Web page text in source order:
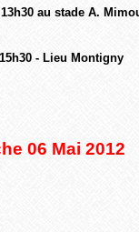
au stade A.
- Lieu Montigny
06 Mai 2012